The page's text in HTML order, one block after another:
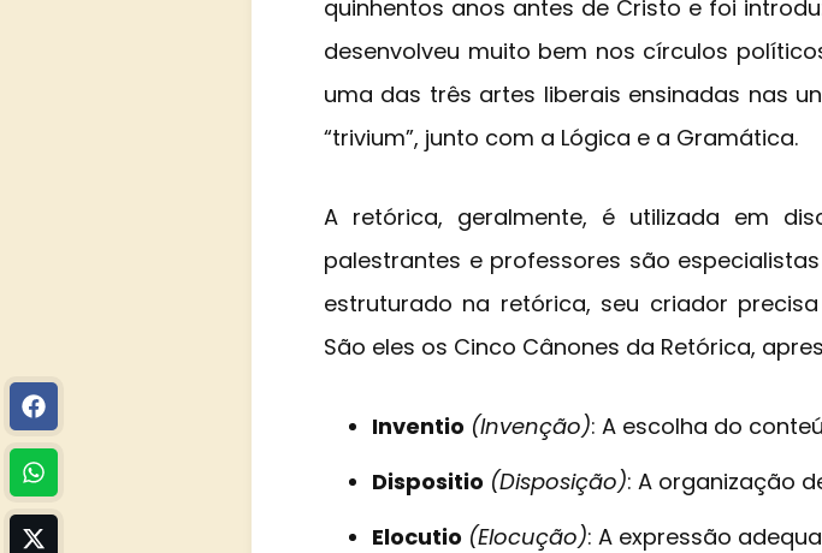
quinhentos anos antes de Cristo e foi
desenvolveu muito bem nos círculos
uma das três artes liberais ensinadas nas
“trivium”, junto com a Lógica e a Gramática.
A retórica, geralmente, é utilizada em
palestrantes e professores são
estruturado na retórica, seu criador
São eles os Cinco Cânones da Retórica,
Inventio (Invenção): A escolha do
Dispositio (Disposição): A organização
Elocutio (Elocução): A expressão